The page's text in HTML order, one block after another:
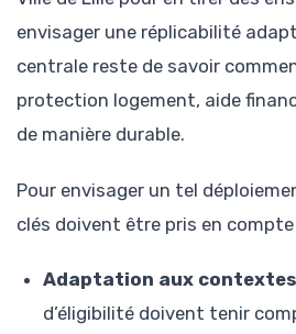
envisager une réplicabilité
centrale reste de savoir
protection logement, aide
de manière durable.
Pour envisager un tel
clés doivent être pris en compte
Adaptation aux
d’éligibilité doivent tenir